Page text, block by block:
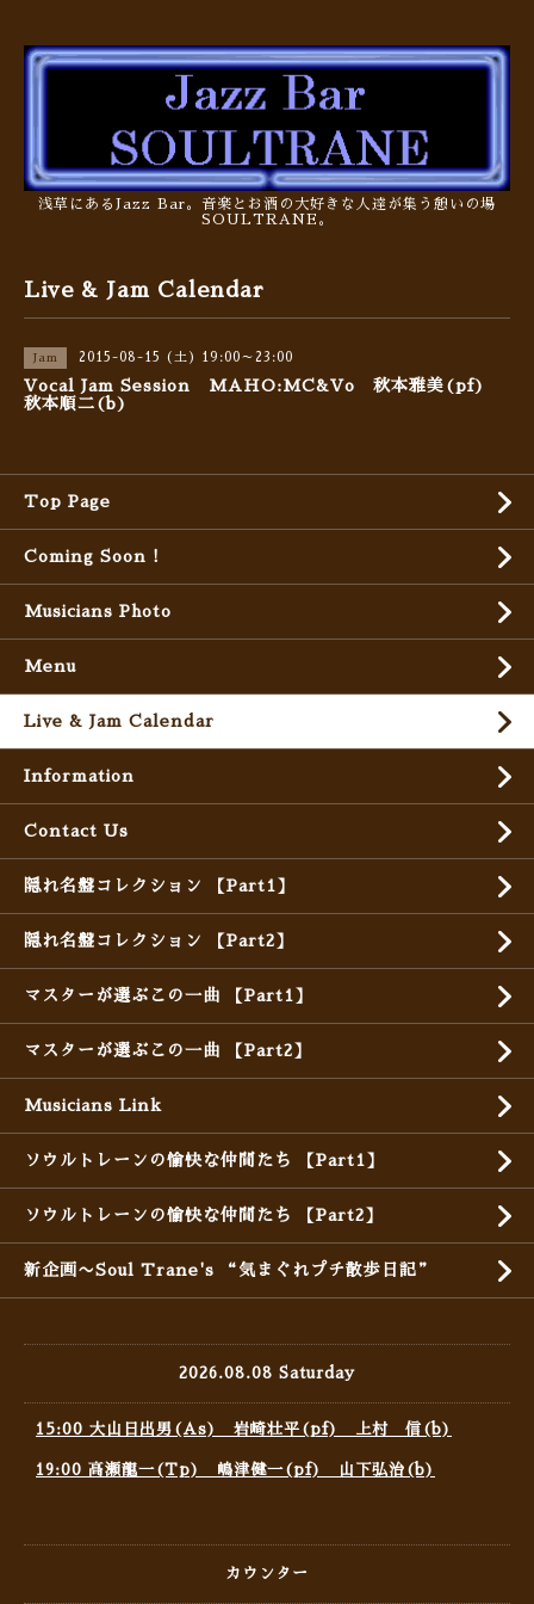
浅草にあるJazz Bar。音楽とお酒の大好きな人達が集う憩いの場
SOULTRANE。
Live & Jam Calendar
Jam 2015-08-15 (土) 19:00～23:00
Vocal Jam Session MAHO:MC&Vo 秋本雅美(pf)
秋本順二(b)
Top Page
Coming Soon !
Musicians Photo
Menu
Live & Jam Calendar
Information
Contact Us
隠れ名盤コレクション 【Part1】
隠れ名盤コレクション 【Part2】
マスターが選ぶこの一曲 【Part1】
マスターが選ぶこの一曲 【Part2】
Musicians Link
ソウルトレーンの愉快な仲間たち 【Part1】
ソウルトレーンの愉快な仲間たち 【Part2】
新企画〜Soul Trane's “気まぐれプチ散歩日記”
2026.08.08 Saturday
15:00 大山日出男(As) 岩崎壮平(pf) 上村 信(b)
19:00 高瀬龍一(Tp) 嶋津健一(pf) 山下弘治(b)
カウンター